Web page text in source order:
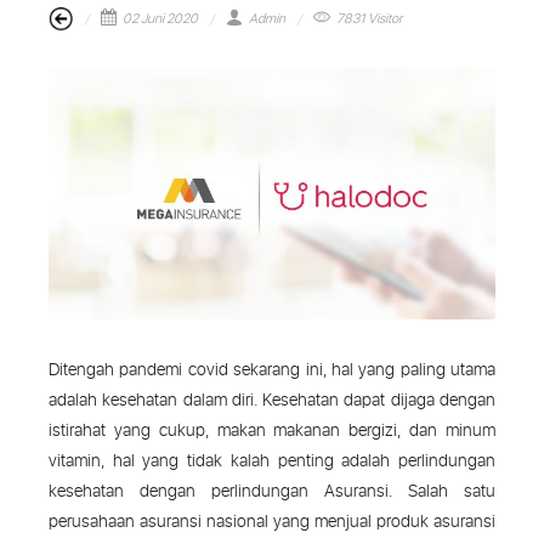
02 Juni 2020 Admin 7831 Visitor
Ditengah pandemi covid sekarang ini, hal yang paling utama
adalah kesehatan dalam diri. Kesehatan dapat dijaga dengan
istirahat yang cukup, makan makanan bergizi, dan minum
vitamin, hal yang tidak kalah penting adalah perlindungan
kesehatan dengan perlindungan Asuransi. Salah satu
perusahaan asuransi nasional yang menjual produk asuransi